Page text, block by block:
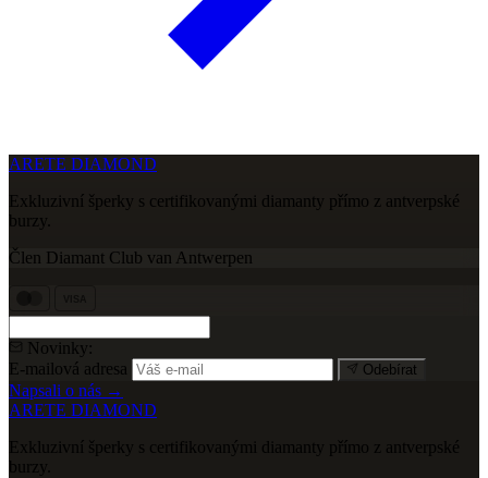
ARETE DIAMOND
Exkluzivní šperky s certifikovanými diamanty přímo z antverpské
burzy.
Člen Diamant Club van Antwerpen
Novinky:
E-mailová adresa
Odebírat
Napsali o nás →
ARETE DIAMOND
Exkluzivní šperky s certifikovanými diamanty přímo z antverpské
burzy.